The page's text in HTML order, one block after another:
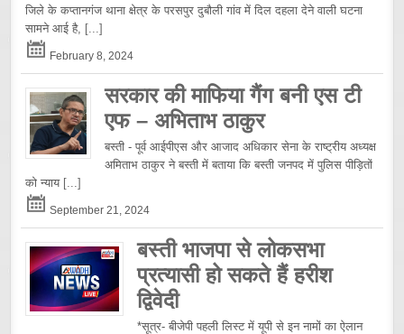
जिले के कप्तानगंज थाना क्षेत्र के परसपुर दुबौली गांव में दिल दहला देने वाली घटना
सामने आई है, [...]
February 8, 2024
सरकार की माफिया गैंग बनी एस टी
एफ – अभिताभ ठाकुर
बस्ती - पूर्व आईपीएस और आजाद अधिकार सेना के राष्ट्रीय अध्यक्ष
अमिताभ ठाकुर ने बस्ती में बताया कि बस्ती जनपद में पुलिस पीड़ितों
को न्याय [...]
September 21, 2024
बस्ती भाजपा से लोकसभा
प्रत्यासी हो सकते हैं हरीश
द्विवेदी
*सूत्र- बीजेपी पहली लिस्ट में यूपी से इन नामों का ऐलान